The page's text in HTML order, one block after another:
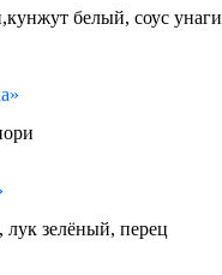
белый, соус унаги
лук зелёный, перец